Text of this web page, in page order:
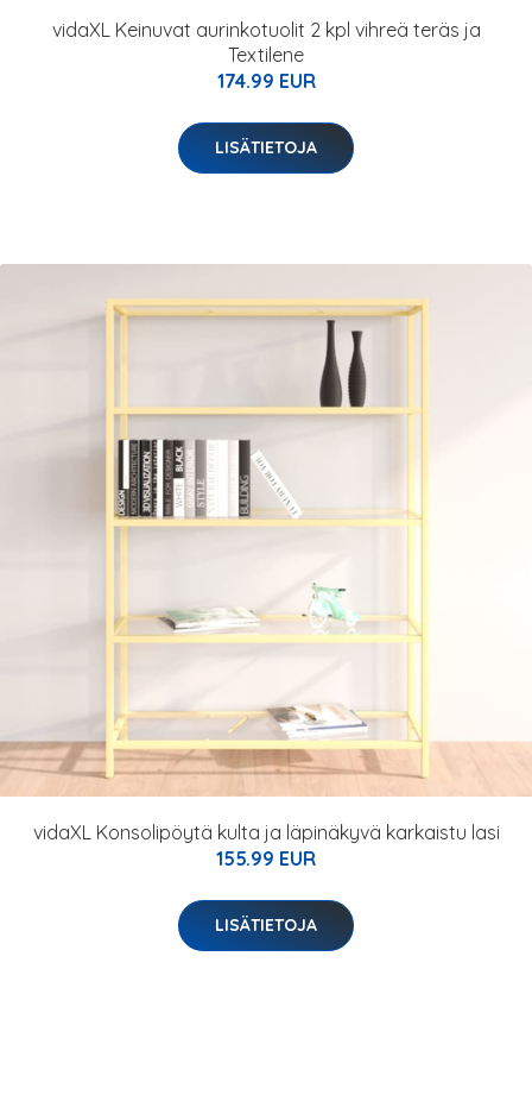
vidaXL Keinuvat aurinkotuolit 2 kpl vihreä teräs ja
Textilene
174.99 EUR
LISÄTIETOJA
vidaXL Konsolipöytä kulta ja läpinäkyvä karkaistu lasi
155.99 EUR
LISÄTIETOJA